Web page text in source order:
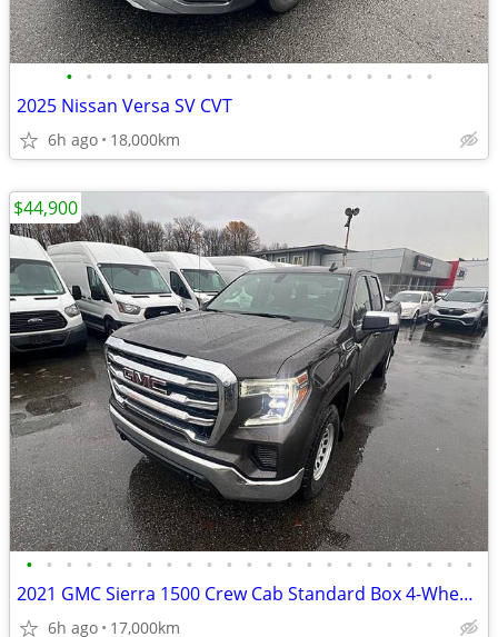
• • • • • • • • • • • • • • • • • • •
2025 Nissan Versa SV CVT
6h ago 18,000km
• • • • • • • • • • • • • • • • • • • • • • •
2021 GMC Sierra 1500 Crew Cab Standard Box 4-Wheel Drive SLE
6h ago 17,000km
$44,900